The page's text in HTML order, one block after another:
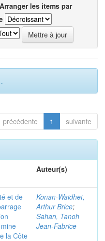
Arranger les items par
précédente 1 suivante
Auteur(s)
et de
la Côte
Konan-Waidhet,
Arthur Brice;
Sahan, Tanoh
Jean-Fabrice